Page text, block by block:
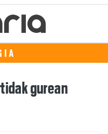
gurean